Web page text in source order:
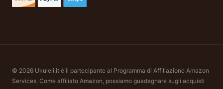
© 2026 Ukuleli.it è il partecipante al Programma di Affiliazione Amazon
Services. Come affiliato Amazon, possiamo guadagnare sugli acquisti